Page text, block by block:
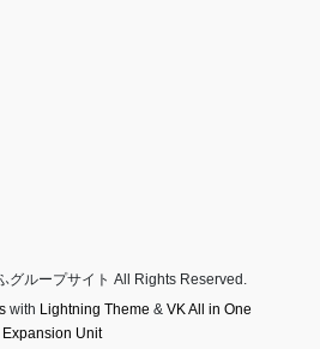
グループサイト All Rights Reserved.
with Lightning Theme & VK All in One
Expansion Unit